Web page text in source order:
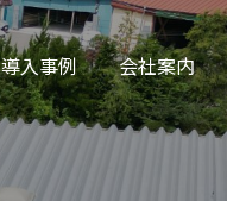
導入事例 会社案内